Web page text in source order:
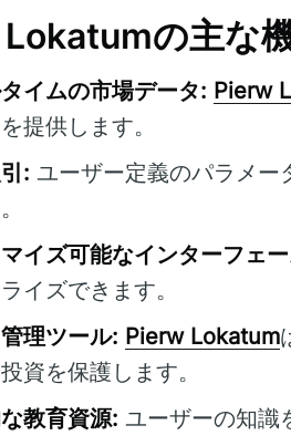
の主な
イムの市場データ: Pierw
提供します。
: ユーザー定義のパラメー
イズ可能なインターフェ
イズできます。
理ツール: Pierw Lokatum
資を保護します。
教育資源: ユーザーの知識